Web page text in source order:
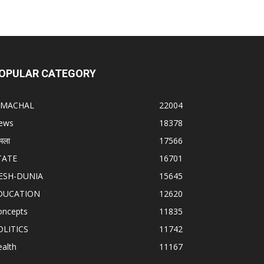
CATEGORY
22004
18378
17566
16701
DUNIA
15645
12620
11835
11742
11167